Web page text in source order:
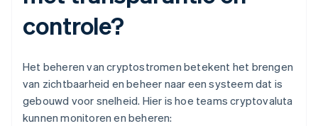
controle?
Het beheren van cryptostromen betekent het brengen
van zichtbaarheid en beheer naar een systeem dat is
gebouwd voor snelheid. Hier is hoe teams cryptovaluta
kunnen monitoren en beheren: